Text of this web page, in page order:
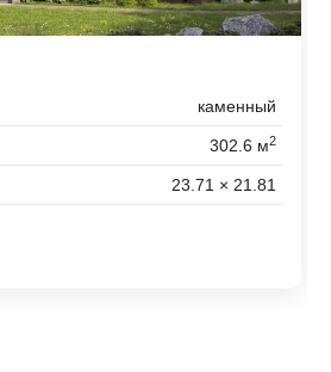
каменный
302.6 м2
23.71 × 21.81